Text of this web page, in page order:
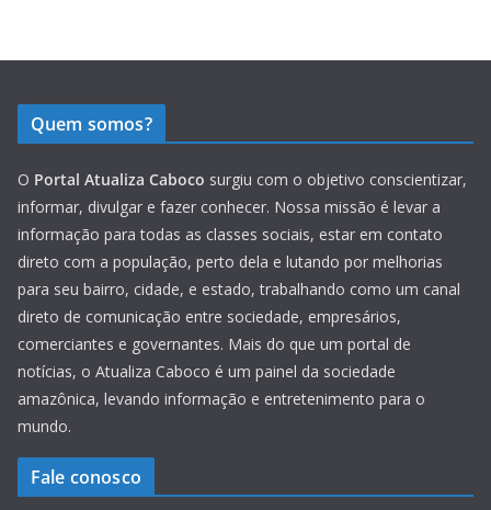
Quem somos?
O Portal Atualiza Caboco surgiu com o objetivo conscientizar,
informar, divulgar e fazer conhecer. Nossa missão é levar a
informação para todas as classes sociais, estar em contato
direto com a população, perto dela e lutando por melhorias
para seu bairro, cidade, e estado, trabalhando como um canal
direto de comunicação entre sociedade, empresários,
comerciantes e governantes. Mais do que um portal de
notícias, o Atualiza Caboco é um painel da sociedade
amazônica, levando informação e entretenimento para o
mundo.
Fale conosco